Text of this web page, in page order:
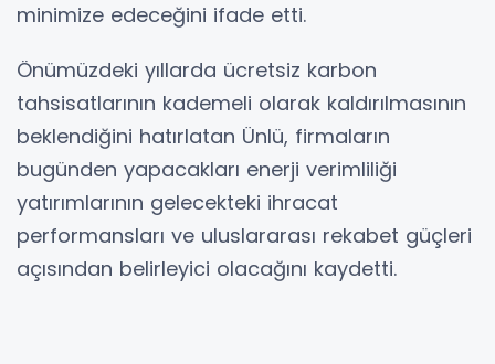
minimize edeceğini ifade etti.
Önümüzdeki yıllarda ücretsiz karbon
tahsisatlarının kademeli olarak kaldırılmasının
beklendiğini hatırlatan Ünlü, firmaların
bugünden yapacakları enerji verimliliği
yatırımlarının gelecekteki ihracat
performansları ve uluslararası rekabet güçleri
açısından belirleyici olacağını kaydetti.